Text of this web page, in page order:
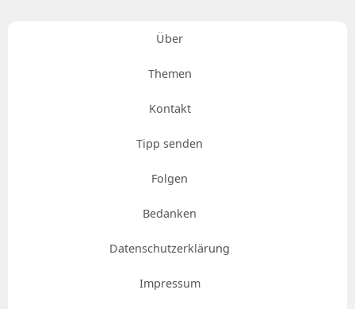
Über
Themen
Kontakt
Tipp senden
Folgen
Bedanken
Datenschutzerklärung
Impressum